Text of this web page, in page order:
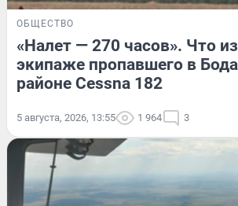
ОБЩЕСТВО
«Налет — 270 часов». Что
экипаже пропавшего в
районе Cessna 182
5 августа, 2026, 13:55 1 964 3